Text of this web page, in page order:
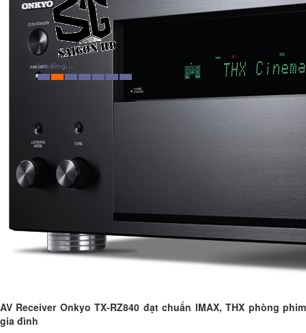
AV Receiver Onkyo TX-RZ840 đạt chuẩn IMAX, THX phòng phim
gia đình